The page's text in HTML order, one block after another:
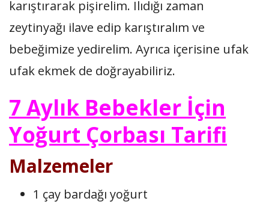
karıştırarak pişirelim. Ilıdığı zaman
zeytinyağı ilave edip karıştıralım ve
bebeğimize yedirelim. Ayrıca içerisine ufak
ufak ekmek de doğrayabiliriz.
7 Aylık Bebekler İçin
Yoğurt Çorbası Tarifi
Malzemeler
1 çay bardağı yoğurt